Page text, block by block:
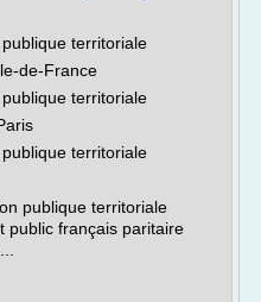
territoriale
de-France
territoriale
territoriale
publique territoriale
public français paritaire